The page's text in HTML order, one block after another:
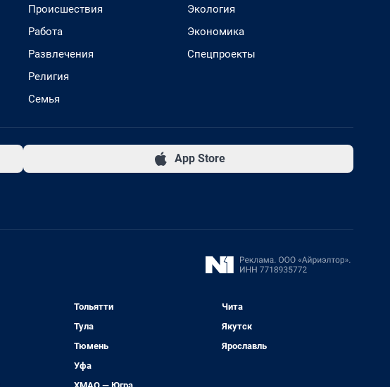
Происшествия
Работа
Развлечения
Религия
Семья
Экология
Экономика
Спецпроекты
App Store
Тольятти
Тула
Тюмень
Уфа
Чита
Якутск
Ярославль